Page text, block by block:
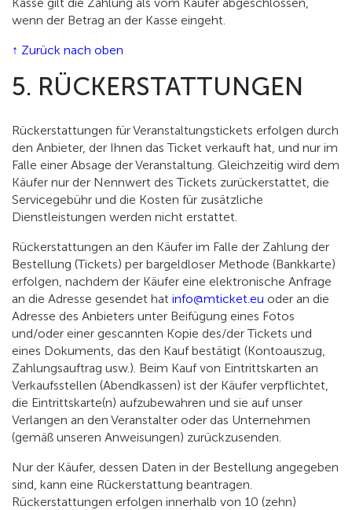
wenn der Betrag an der Kasse eingeht.
↑ Zurück nach oben
5. RÜCKERSTATTUNGEN
Rückerstattungen für Veranstaltungstickets erfolgen durch
den Anbieter, der Ihnen das Ticket verkauft hat, und nur im
Falle einer Absage der Veranstaltung. Gleichzeitig wird dem
Käufer nur der Nennwert des Tickets zurückerstattet, die
Servicegebühr und die Kosten für zusätzliche
Dienstleistungen werden nicht erstattet.
Rückerstattungen an den Käufer im Falle der Zahlung der
Bestellung (Tickets) per bargeldloser Methode (Bankkarte)
erfolgen, nachdem der Käufer eine elektronische Anfrage
an die Adresse gesendet hat info@mticket.eu oder an die
Adresse des Anbieters unter Beifügung eines Fotos
und/oder einer gescannten Kopie des/der Tickets und
eines Dokuments, das den Kauf bestätigt (Kontoauszug,
Zahlungsauftrag usw.). Beim Kauf von Eintrittskarten an
Verkaufsstellen (Abendkassen) ist der Käufer verpflichtet,
die Eintrittskarte(n) aufzubewahren und sie auf unser
Verlangen an den Veranstalter oder das Unternehmen
(gemäß unseren Anweisungen) zurückzusenden.
Nur der Käufer, dessen Daten in der Bestellung angegeben
sind, kann eine Rückerstattung beantragen.
Rückerstattungen erfolgen innerhalb von 10 (zehn)